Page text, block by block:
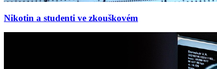
Nikotin a studenti ve zkouškovém